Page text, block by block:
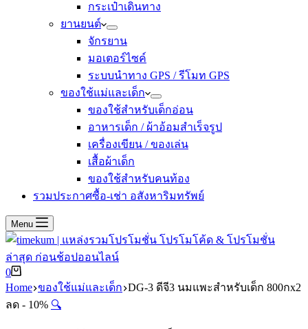
กระเป๋าเดินทาง
ยานยนต์
จักรยาน
มอเตอร์ไซค์
ระบบนำทาง GPS / รีโมท GPS
ของใช้แม่และเด็ก
ของใช้สำหรับเด็กอ่อน
อาหารเด็ก / ผ้าอ้อมสำเร็จรูป
เครื่องเขียน / ของเล่น
เสื้อผ้าเด็ก
ของใช้สำหรับคนท้อง
รวมประกาศซื้อ-เช่า อสังหาริมทรัพย์
Menu
Shopping
cart
0
Home ของใช้แม่และเด็ก DG-3 ดีจี3 นมแพะสำหรับเด็ก 800กx2
ลด - 10% 🔍